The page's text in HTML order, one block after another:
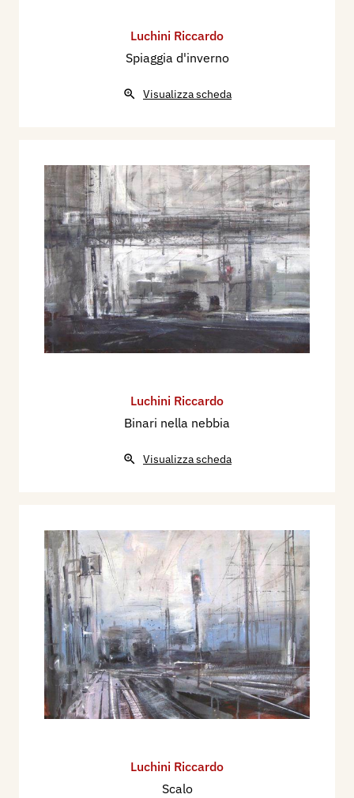
Luchini Riccardo
Spiaggia d'inverno
Visualizza scheda
Luchini Riccardo
Binari nella nebbia
Visualizza scheda
Luchini Riccardo
Scalo